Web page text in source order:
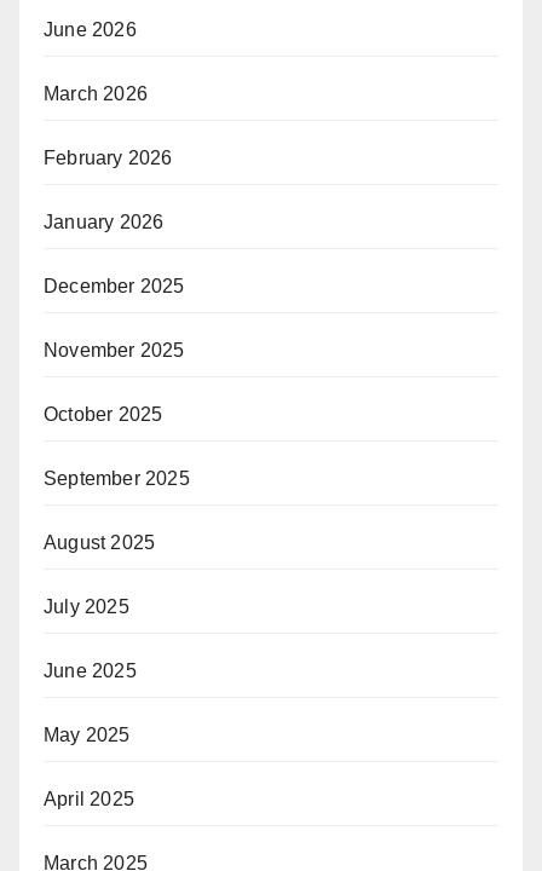
June 2026
March 2026
February 2026
January 2026
December 2025
November 2025
October 2025
September 2025
August 2025
July 2025
June 2025
May 2025
April 2025
March 2025